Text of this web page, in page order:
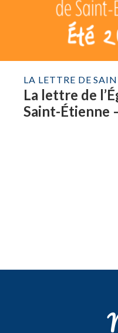
LA LETTRE DE
La lettre de
Saint-Étienne